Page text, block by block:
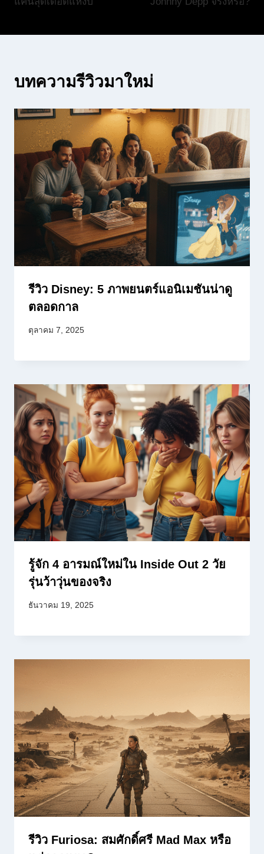
บทความรีวิวมาใหม่
รีวิว Disney: 5 ภาพยนตร์แอนิเมชันน่าดู
ตลอดกาล
ตุลาคม 7, 2025
รู้จัก 4 อารมณ์ใหม่ใน Inside Out 2 วัย
รุ่นว้าวุ่นของจริง
ธันวาคม 19, 2025
รีวิว Furiosa: สมศักดิ์ศรี Mad Max หรือ